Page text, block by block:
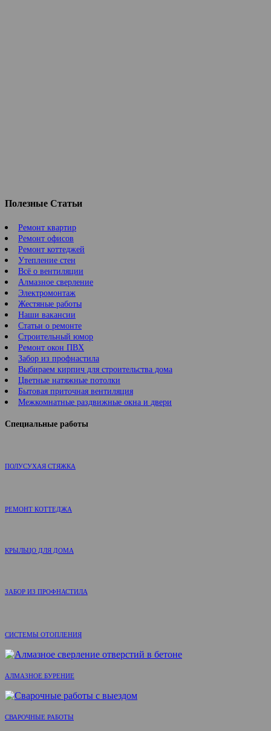
Полезные Статьи
Ремонт квартир
Ремонт офисов
Ремонт коттеджей
Утепление стен
Всё о вентиляции
Алмазное сверление
Электромонтаж
Жестяные работы
Наши вакансии
Статьи о ремонте
Строительный юмор
Ремонт окон ПВХ
Забор из профнастила
Выбираем кирпич для строительства дома
Цветные натяжные потолки
Бытовая приточная вентиляция
Межкомнатные раздвижные окна и двери
Специальные работы
ПОЛУСУХАЯ СТЯЖКА
РЕМОНТ КОТТЕДЖА
КРЫЛЬЦО ДЛЯ ДОМА
ЗАБОР ИЗ ПРОФНАСТИЛА
СИСТЕМЫ ОТОПЛЕНИЯ
АЛМАЗНОЕ БУРЕНИЕ
СВАРОЧНЫЕ РАБОТЫ